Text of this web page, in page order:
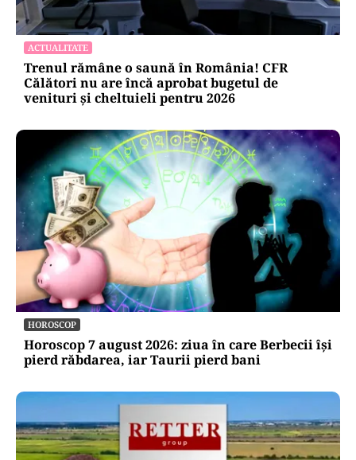
ACTUALITATE
Trenul rămâne o saună în România! CFR
Călători nu are încă aprobat bugetul de
venituri și cheltuieli pentru 2026
HOROSCOP
Horoscop 7 august 2026: ziua în care Berbecii își
pierd răbdarea, iar Taurii pierd bani